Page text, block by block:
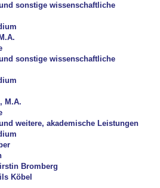
sonstige wissenschaftliche
sonstige wissenschaftliche
M.A.
weitere, akademische Leistungen
Bromberg
Köbel